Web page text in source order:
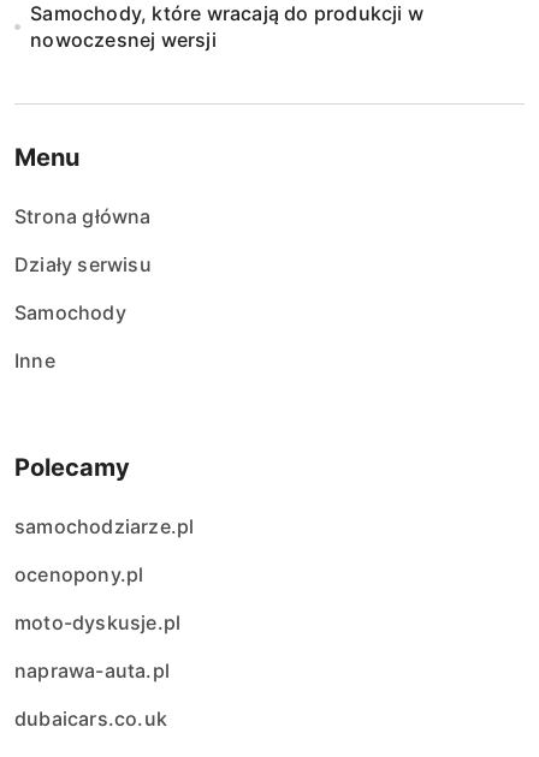
Samochody, które wracają do produkcji w
nowoczesnej wersji
Menu
Strona główna
Działy serwisu
Samochody
Inne
Polecamy
samochodziarze.pl
ocenopony.pl
moto-dyskusje.pl
naprawa-auta.pl
dubaicars.co.uk